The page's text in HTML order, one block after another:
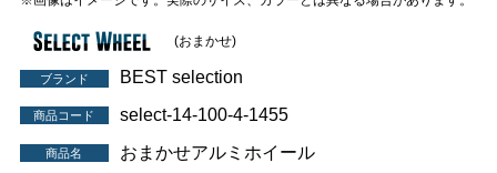
(おまかせ)
ブランド BEST selection
商品コード select-14-100-4-1455
商品名 おまかせアルミホイール